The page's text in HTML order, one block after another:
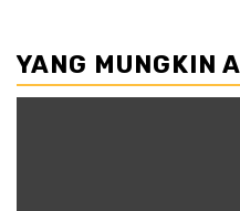
YANG MUNGKIN